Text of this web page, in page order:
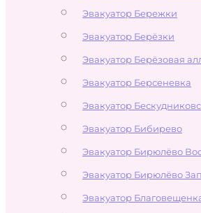
Эвакуатор Бережки
Эвакуатор Берёзки
Эвакуатор Берёзовая
Эвакуатор Берсеневка
Эвакуатор
Эвакуатор Бибирево
Эвакуатор Бирюлёво
Эвакуатор Бирюлёво
Эвакуатор